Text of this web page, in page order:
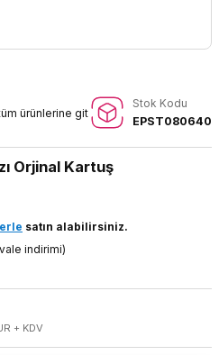
ürünlerine git
Stok Kodu
EPST080640
Orjinal Kartuş
satın alabilirsiniz.
indirimi)
+ KDV